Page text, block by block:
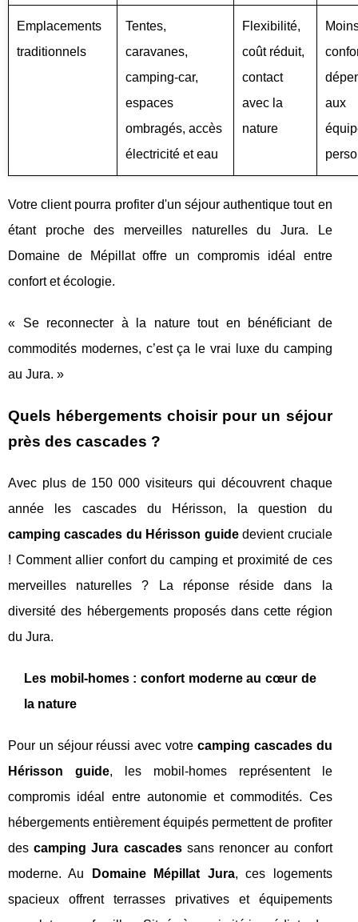
Emplacements
traditionnels
Tentes,
caravanes,
camping-car,
espaces
ombragés, accès
électricité et eau
Flexibilité,
coût réduit,
contact
avec la
nature
aux
Votre client pourra profiter d'un séjour authentique tout en
étant proche des merveilles naturelles du Jura. Le
Domaine de Mépillat offre un compromis idéal entre
confort et écologie.
« Se reconnecter à la nature tout en bénéficiant de
commodités modernes, c’est ça le vrai luxe du camping
au Jura. »
Quels hébergements choisir pour un séjour
près des cascades ?
Avec plus de 150 000 visiteurs qui découvrent chaque
année les cascades du Hérisson, la question du
camping cascades du Hérisson guidedevient cruciale
! Comment allier confort du camping et proximité de ces
merveilles naturelles ? La réponse réside dans la
diversité des hébergements proposés dans cette région
du Jura.
Les mobil-homes : confort moderne au cœur de
la nature
Pour un séjour réussi avec votre camping cascades du
Hérisson guide, les mobil-homes représentent le
compromis idéal entre autonomie et commodités. Ces
hébergements entièrement équipés permettent de profiter
descamping Jura cascadessans renoncer au confort
moderne. Au
Domaine Mépillat Jura, ces logements
spacieux offrent terrasses privatives et équipements